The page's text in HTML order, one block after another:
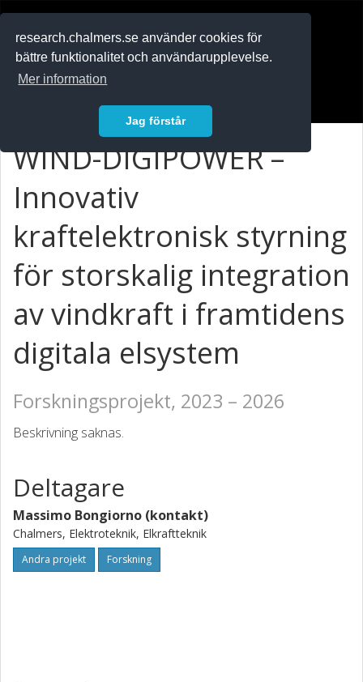
research.chalmers.se använder cookies för
bättre funktionalitet och användarupplevelse.
Mer information
Jag förstår
WIND-DIGIPOWER –
Innovativ
kraftelektronisk styrning
för storskalig integration
av vindkraft i framtidens
digitala elsystem
Forskningsprojekt, 2023 – 2026
Beskrivning saknas.
Deltagare
Massimo Bongiorno (kontakt)
Chalmers, Elektroteknik, Elkraftteknik
Andra projekt Forskning